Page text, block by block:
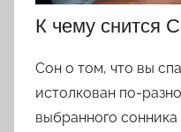
К чему снится
Сон о том, что вы
истолкован по-
выбранного